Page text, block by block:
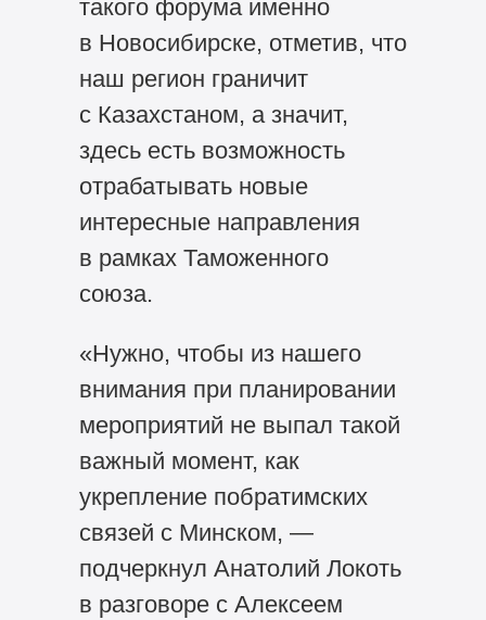
такого форума именно
в Новосибирске, отметив, что
наш регион граничит
с Казахстаном, а значит,
здесь есть возможность
отрабатывать новые
интересные направления
в рамках Таможенного
союза.
«Нужно, чтобы из нашего
внимания при планировании
мероприятий не выпал такой
важный момент, как
укрепление побратимских
связей с Минском, —
подчеркнул Анатолий Локоть
в разговоре с Алексеем